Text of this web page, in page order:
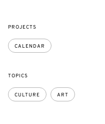
PROJECTS
CALENDAR
TOPICS
CULTURE ART